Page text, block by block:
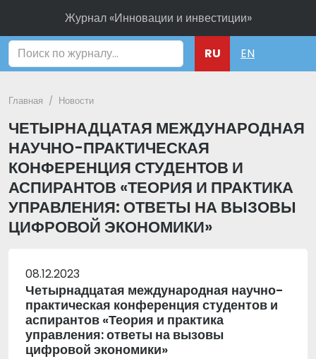
Журнал «Инновации и инвестиции»
RU EN
Главная Новости
ЧЕТЫРНАДЦАТАЯ МЕЖДУНАРОДНАЯ
НАУЧНО-ПРАКТИЧЕСКАЯ
КОНФЕРЕНЦИЯ СТУДЕНТОВ И
АСПИРАНТОВ «ТЕОРИЯ И ПРАКТИКА
УПРАВЛЕНИЯ: ОТВЕТЫ НА ВЫЗОВЫ
ЦИФРОВОЙ ЭКОНОМИКИ»
08.12.2023
Четырнадцатая международная научно-
практическая конференция студентов и
аспирантов «Теория и практика
управления: ответы на вызовы
цифровой экономики»